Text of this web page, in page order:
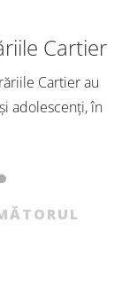
Cartier
Cartier au
adolescenți, în